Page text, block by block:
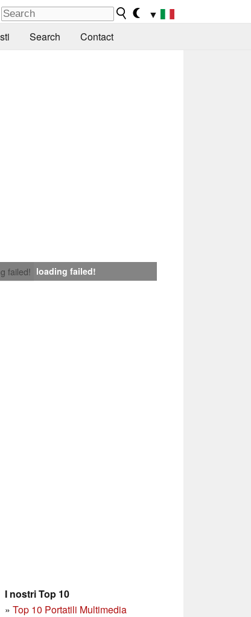
▼
Search Contact
failed! loading failed!
I nostri Top 10
» Top 10 Portatili Multimedia